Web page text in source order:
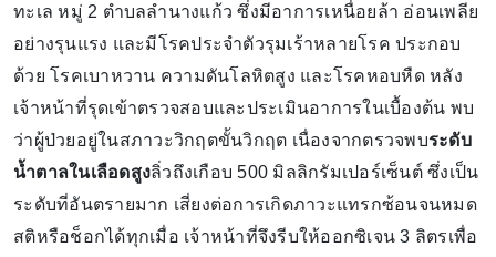
ทะเล หมู่ 2 ตำบลลำนางแก้ว ซึ่งมีอาการเหนื่อยล้า อ่อนเพลีย
อย่างรุนแรง และมีโรคประจำตัวรุมเร้าหลายโรค ประกอบ
ด้วย โรคเบาหวาน ความดันโลหิตสูง และโรคหอบหืด หลัง
เจ้าหน้าที่รุดเข้าตรวจสอบและประเมินอาการในเบื้องต้น พบ
ว่าผู้ป่วยอยู่ในสภาวะวิกฤตขั้นวิกฤต เนื่องจากตรวจพบระดับ
น้ำตาลในเลือดสูงลิ่วถึงเกือบ 500 มิลลิกรัมเปอร์เซ็นต์ ซึ่งเป็น
ระดับที่อันตรายมาก เสี่ยงต่อการเกิดภาวะแทรกซ้อนจนหมด
สติหรือช็อกได้ทุกเมื่อ เจ้าหน้าที่จึงรีบให้ออกซิเจน 3 ลิตรเพื่อ